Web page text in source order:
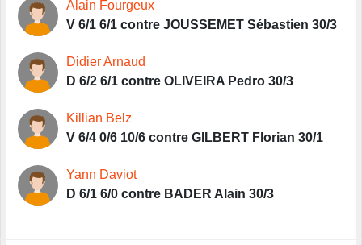
Alain Fourgeux
V 6/1 6/1 contre JOUSSEMET Sébastien 30/3
Didier Arnaud
D 6/2 6/1 contre OLIVEIRA Pedro 30/3
Killian Belz
V 6/4 0/6 10/6 contre GILBERT Florian 30/1
Yann Daviot
D 6/1 6/0 contre BADER Alain 30/3